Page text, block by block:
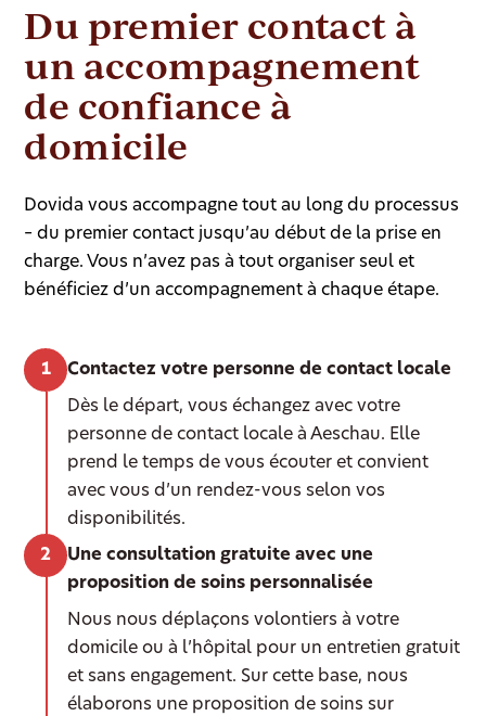
Du premier contact à
un accompagnement
de confiance à
domicile
Dovida vous accompagne tout au long du processus
– du premier contact jusqu’au début de la prise en
charge. Vous n’avez pas à tout organiser seul et
bénéficiez d’un accompagnement à chaque étape.
Contactez votre personne de contact locale
Dès le départ, vous échangez avec votre
personne de contact locale à Aeschau. Elle
prend le temps de vous écouter et convient
avec vous d’un rendez-vous selon vos
disponibilités.
Une consultation gratuite avec une
proposition de soins personnalisée
Nous nous déplaçons volontiers à votre
domicile ou à l’hôpital pour un entretien gratuit
et sans engagement. Sur cette base, nous
élaborons une proposition de soins sur